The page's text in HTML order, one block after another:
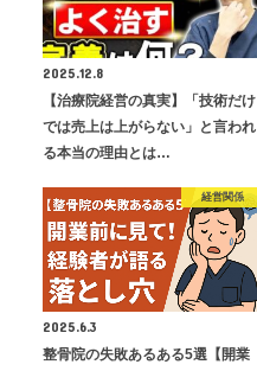
2025.12.8
【治療院経営の真実】「技術だけ
では売上は上がらない」と言われ
る本当の理由とは…
経営関係
2025.6.3
整骨院の失敗あるある5選【開業